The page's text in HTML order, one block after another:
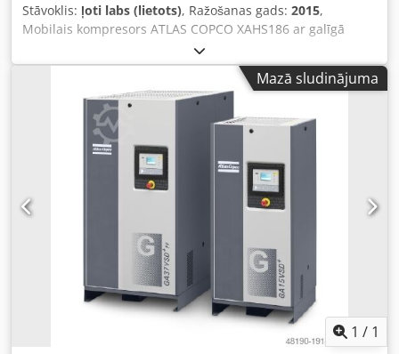
Stāvoklis: ļoti labs (lietots), Ražošanas gads: 2015,
Mobilais kompresors ATLAS COPCO XAHS186 ar galīgā
dzesētāja bloku, pēc pilnas apkopes. Tehniskie dati: jauda
10,50 m³/min; darba spiediens 12 bāri; ražošanas gads:
2015; dzinējs DEUTZ 104 kW; nobraukums: 2016 stundas;
kompresors ir pilnībā darba kārtībā, gatavs darbam, ir
garantija. Neto cena: 109 500 PLN. Dcjdpszk Amxjfx Abzok
Bruto cena: 134 685 PLN. Iekārta ir ievesta ideālā stāvoklī,
ir visi nepieciešamie dokumenti reģistrācijai. Zemāk esošās
Mazā sludinājuma
1 / 1